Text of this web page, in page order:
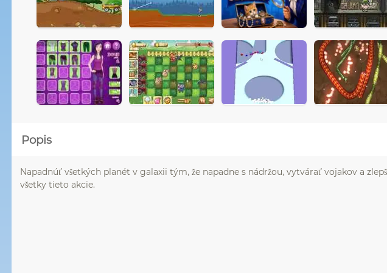
Popis
Napadnúť všetkých planét v galaxii tým, že napadne s nádržou, vytvárať vojakov a
všetky tieto akcie.